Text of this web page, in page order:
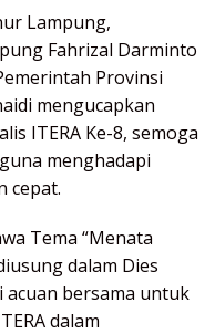
Lampung,
Fahrizal Darminto
Provinsi
mengucapkan
ITERA Ke-8, semoga
menghadapi
cepat.
Tema “Menata
dalam Dies
acuan bersama untuk
dalam